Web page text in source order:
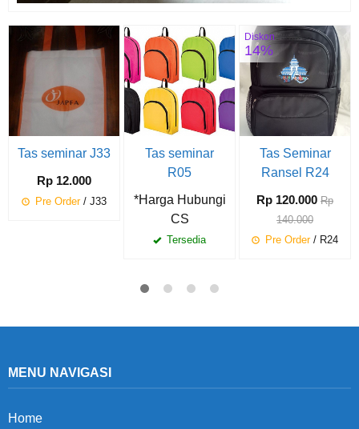
Tas seminar J33
Rp 12.000
Pre Order/ J33
Tas seminar
R05
*Harga Hubungi
CS
Tersedia
Diskon
14%
Tas Seminar
Ransel R24
Rp 120.000 Rp
140.000
Pre Order/ R24
MENU NAVIGASI
Home